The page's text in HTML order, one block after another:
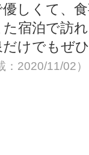
しくて、
宿泊で訪
けでもぜ
2020/11/02）